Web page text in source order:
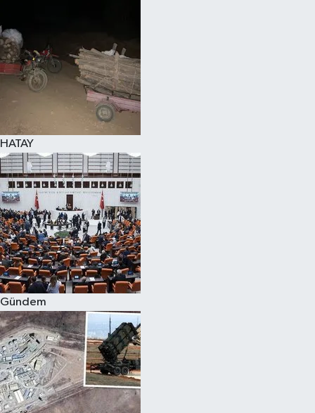
HATAY
Gündem
Teknoloji
Yaşam